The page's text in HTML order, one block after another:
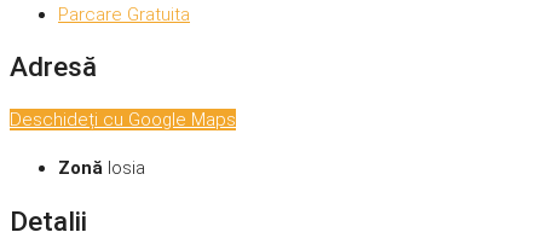
Parcare Gratuita
Adresă
Deschideți cu Google Maps
Zonă Iosia
Detalii